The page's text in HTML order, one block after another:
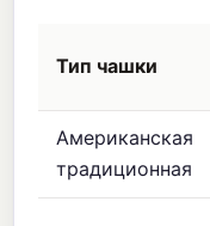
Тип чашки
Американская
традиционная